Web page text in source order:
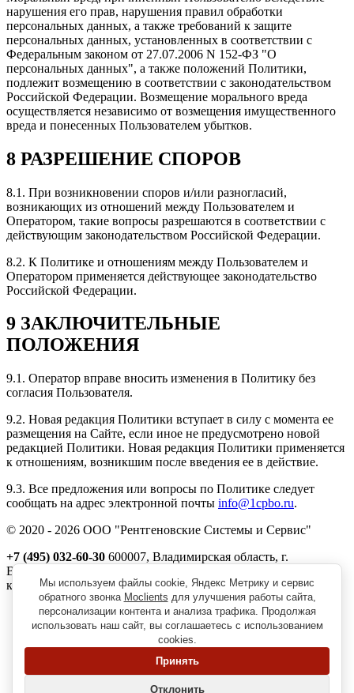
нарушения его прав, нарушения правил обработки
персональных данных, а также требований к защите
персональных данных, установленных в соответствии с
Федеральным законом от 27.07.2006 N 152-ФЗ "О
персональных данных", а также положений Политики,
подлежит возмещению в соответствии с законодательством
Российской Федерации. Возмещение морального вреда
осуществляется независимо от возмещения имущественного
вреда и понесенных Пользователем убытков.
8 РАЗРЕШЕНИЕ СПОРОВ
8.1. При возникновении споров и/или разногласий,
возникающих из отношений между Пользователем и
Оператором, такие вопросы разрешаются в соответствии с
действующим законодательством Российской Федерации.
8.2. К Политике и отношениям между Пользователем и
Оператором применяется действующее законодательство
Российской Федерации.
9 ЗАКЛЮЧИТЕЛЬНЫЕ
ПОЛОЖЕНИЯ
9.1. Оператор вправе вносить изменения в Политику без
согласия Пользователя.
9.2. Новая редакция Политики вступает в силу с момента ее
размещения на Сайте, если иное не предусмотрено новой
редакцией Политики. Новая редакция Политики применяется
к отношениям, возникшим после введения ее в действие.
9.3. Все предложения или вопросы по Политике следует
сообщать на адрес электронной почты info@1cpbo.ru.
© 2020 - 2026 ООО "Рентгеновские Системы и Сервис"
+7 (495) 032-60-30 600007, Владимирская область, г.
Владимир, ул. Северная, д. 1м,
корп. 11, пом. 41
Реквизиты
Политика обработки персональных данных
Пользовательское соглашение
Согласие на получение рекламно-информационной рассылки
Мы используем файлы cookie, Яндекс Метрику и сервис
обратного звонка Moclients для улучшения работы сайта,
персонализации контента и анализа трафика. Продолжая
использовать наш сайт, вы соглашаетесь с использованием
cookies.
Принять
Отклонить